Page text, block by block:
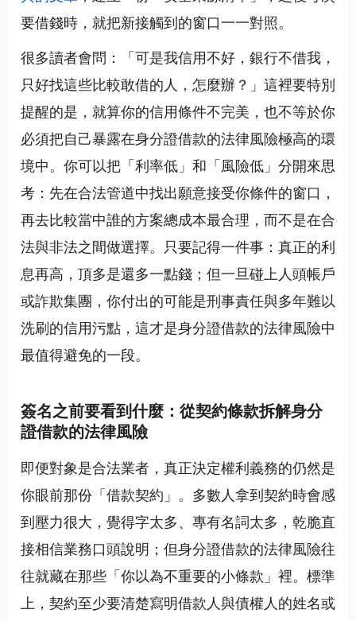
要借錢時，就把新接觸到的窗口一一對照。
很多讀者會問：「可是我信用不好，銀行不借我，
只好找這些比較敢借的人，怎麼辦？」這裡要特別
提醒的是，就算你的信用條件不完美，也不等於你
必須把自己暴露在身分證借款的法律風險極高的環
境中。你可以把「利率低」和「風險低」分開來思
考：先在合法管道中找出願意接受你條件的窗口，
再去比較當中誰的方案總成本最合理，而不是在合
法與非法之間做選擇。只要記得一件事：真正的利
息再高，頂多是還多一點錢；但一旦碰上人頭帳戶
或詐欺集團，你付出的可能是刑事責任與多年難以
洗刷的信用污點，這才是身分證借款的法律風險中
最值得避免的一段。
簽名之前要看到什麼：從契約條款拆解身分
證借款的法律風險
即便對象是合法業者，真正決定權利義務的仍然是
你眼前那份「借款契約」。多數人拿到契約時會感
到壓力很大，覺得字太多、專有名詞太多，乾脆直
接相信業務口頭說明；但身分證借款的法律風險往
往就藏在那些「你以為不重要的小條款」裡。標準
上，契約至少要清楚寫明借款人與債權人的姓名或